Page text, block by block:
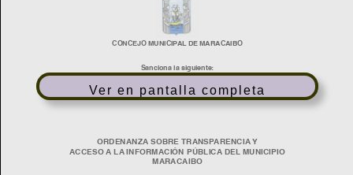
Ver en pantalla completa